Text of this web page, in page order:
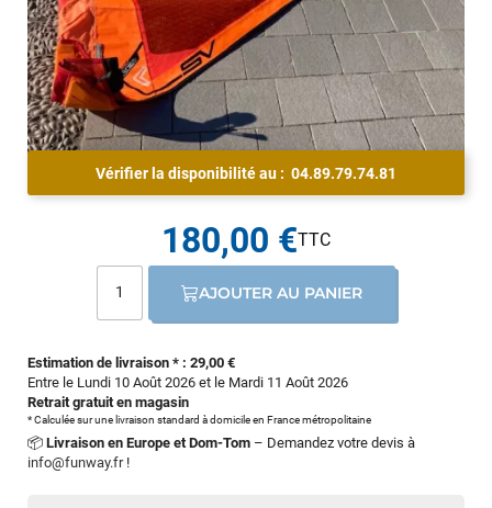
Vérifier la disponibilité au : 04.89.79.74.81
Estimation de livraison * : 29,00 €
Entre le Lundi 10 Août 2026 et le Mardi 11 Août 2026
Retrait gratuit en magasin
* Calculée sur une livraison standard à domicile en France métropolitaine
📦 Livraison en Europe et Dom-Tom – Demandez votre devis à
info@funway.fr!
180,00 €
AJOUTER AU PANIER